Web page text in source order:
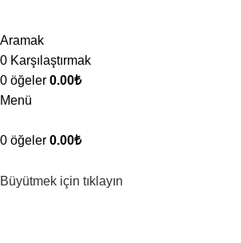
Aramak
0 Karşılaştırmak
0 öğeler 0.00₺
Menü
0 öğeler 0.00₺
Büyütmek için tıklayın